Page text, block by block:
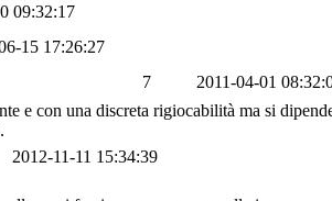
09:32:17
15 17:26:27
7
2011-04-01
e con una discreta rigiocabilità ma si
2012-11-11 15:34:39